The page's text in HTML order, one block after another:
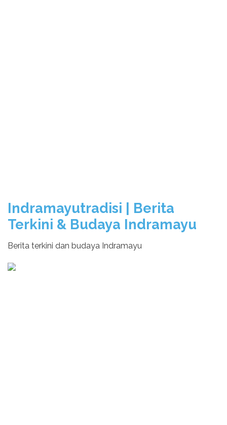
Indramayutradisi | Berita
Terkini & Budaya Indramayu
Berita terkini dan budaya Indramayu